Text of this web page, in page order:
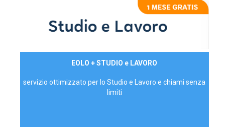
EOLO + STUDIO e LAVORO
servizio ottimizzato per lo Studio e Lavoro e chiami senza
limiti